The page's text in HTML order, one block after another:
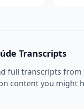
Transcripts
full transcripts from
content you might